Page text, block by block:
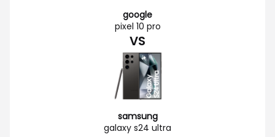
google
pixel 10 pro
VS
samsung
galaxy s24 ultra